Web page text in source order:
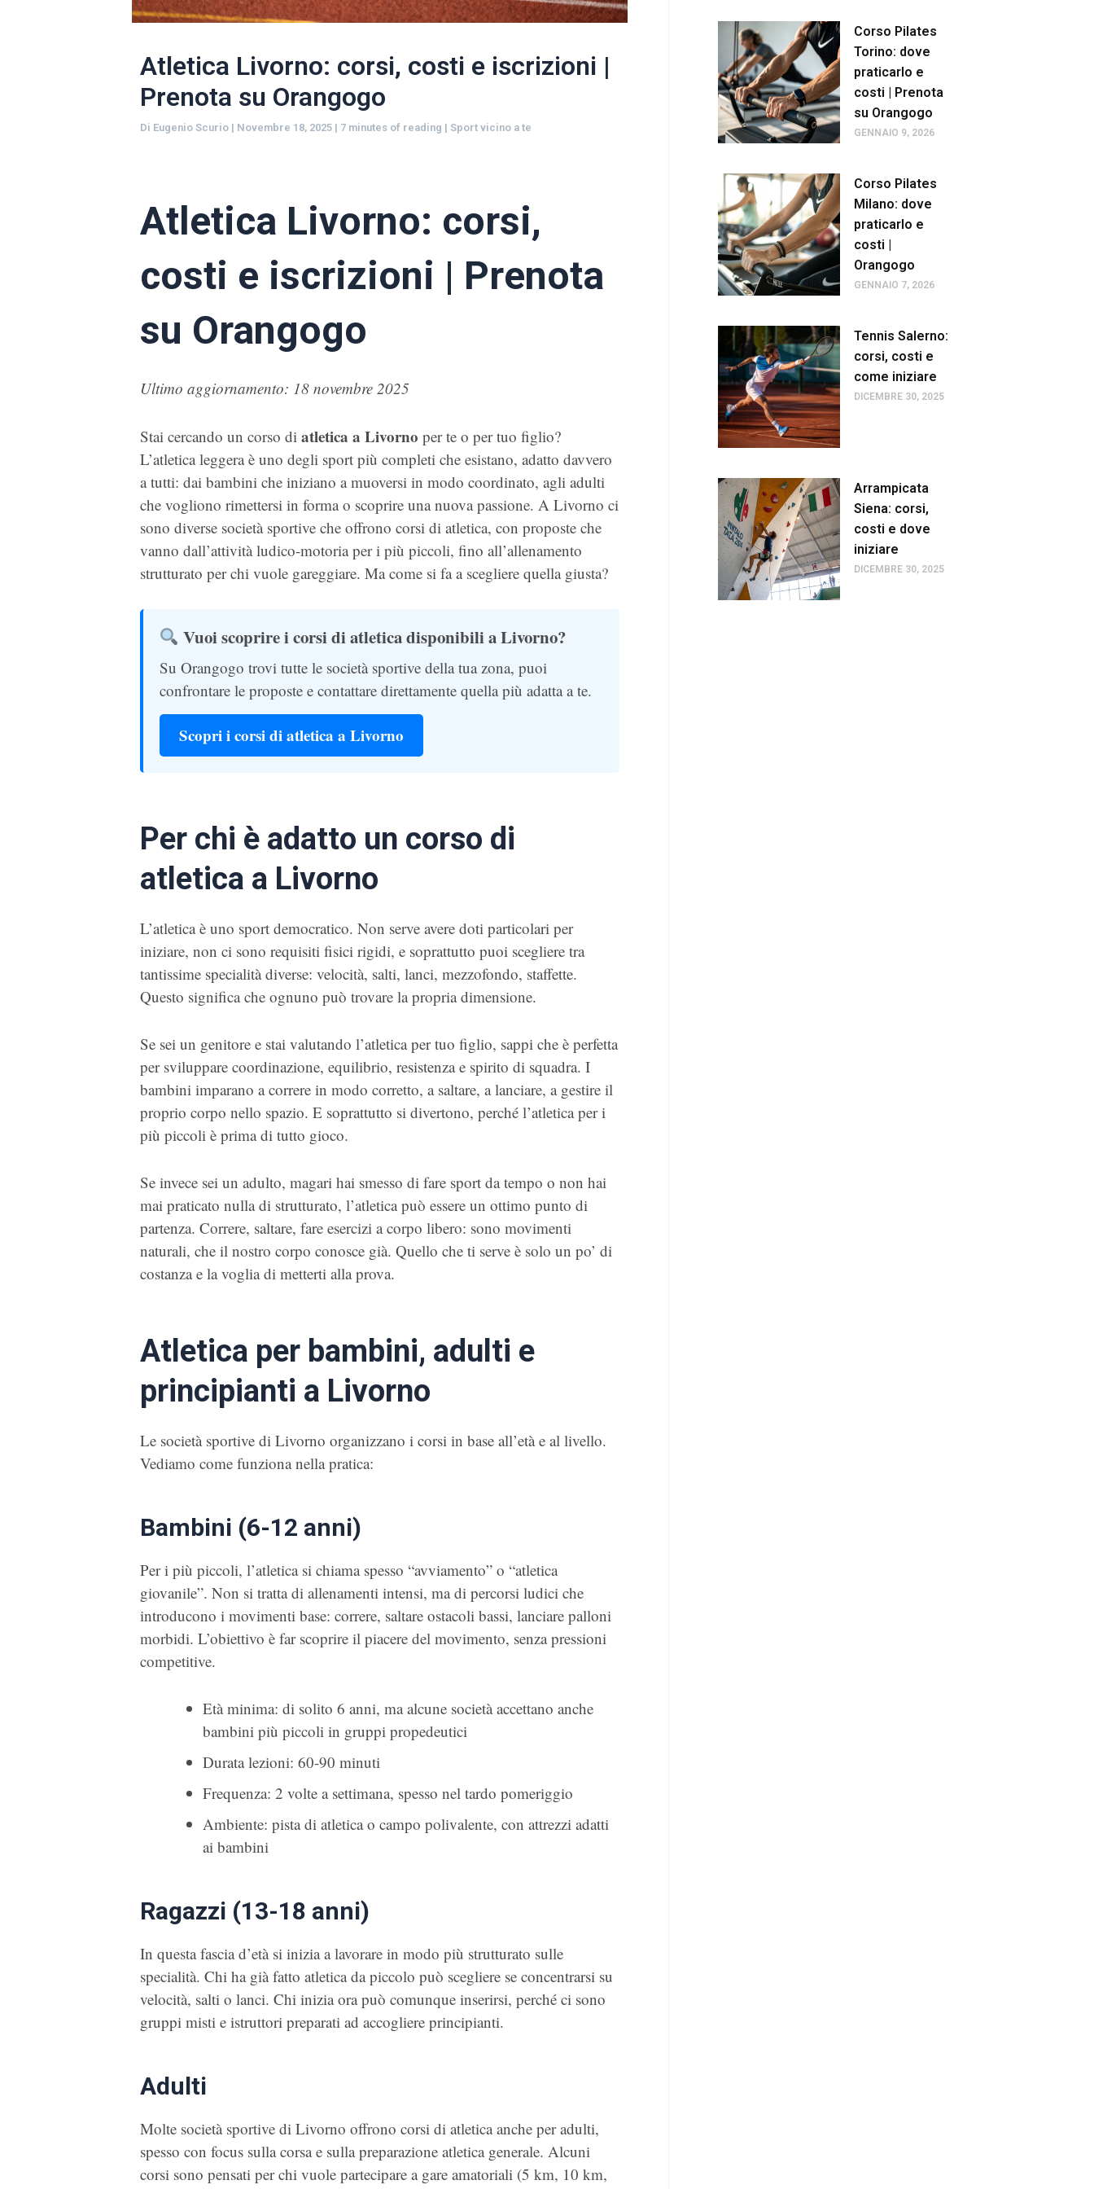
Atletica Livorno: corsi, costi e iscrizioni |
Prenota su Orangogo
Di Eugenio Scurio | Novembre 18, 2025 | 7 minutes of reading | Sport vicino a te
Atletica Livorno: corsi,
costi e iscrizioni | Prenota
su Orangogo
Ultimo aggiornamento: 18 novembre 2025
Stai cercando un corso di atletica a Livorno per te o per tuo figlio?
L’atletica leggera è uno degli sport più completi che esistano, adatto davvero
a tutti: dai bambini che iniziano a muoversi in modo coordinato, agli adulti
che vogliono rimettersi in forma o scoprire una nuova passione. A Livorno ci
sono diverse società sportive che offrono corsi di atletica, con proposte che
vanno dall’attività ludico-motoria per i più piccoli, fino all’allenamento
strutturato per chi vuole gareggiare. Ma come si fa a scegliere quella giusta?
Vuoi scoprire i corsi di atletica disponibili a Livorno?
Su Orangogo trovi tutte le società sportive della tua zona, puoi
confrontare le proposte e contattare direttamente quella più adatta a te.
Scopri i corsi di atletica a Livorno
Per chi è adatto un corso di
atletica a Livorno
L’atletica è uno sport democratico. Non serve avere doti particolari per
iniziare, non ci sono requisiti fisici rigidi, e soprattutto puoi scegliere tra
tantissime specialità diverse: velocità, salti, lanci, mezzofondo, staffette.
Questo significa che ognuno può trovare la propria dimensione.
Se sei un genitore e stai valutando l’atletica per tuo figlio, sappi che è perfetta
per sviluppare coordinazione, equilibrio, resistenza e spirito di squadra. I
bambini imparano a correre in modo corretto, a saltare, a lanciare, a gestire il
proprio corpo nello spazio. E soprattutto si divertono, perché l’atletica per i
più piccoli è prima di tutto gioco.
Se invece sei un adulto, magari hai smesso di fare sport da tempo o non hai
mai praticato nulla di strutturato, l’atletica può essere un ottimo punto di
partenza. Correre, saltare, fare esercizi a corpo libero: sono movimenti
naturali, che il nostro corpo conosce già. Quello che ti serve è solo un po’ di
costanza e la voglia di metterti alla prova.
Atletica per bambini, adulti e
principianti a Livorno
Le società sportive di Livorno organizzano i corsi in base all’età e al livello.
Vediamo come funziona nella pratica:
Bambini (6-12 anni)
Per i più piccoli, l’atletica si chiama spesso “avviamento” o “atletica
giovanile”. Non si tratta di allenamenti intensi, ma di percorsi ludici che
introducono i movimenti base: correre, saltare ostacoli bassi, lanciare palloni
morbidi. L’obiettivo è far scoprire il piacere del movimento, senza pressioni
competitive.
Età minima: di solito 6 anni, ma alcune società accettano anche
bambini più piccoli in gruppi propedeutici
Durata lezioni: 60-90 minuti
Frequenza: 2 volte a settimana, spesso nel tardo pomeriggio
Ambiente: pista di atletica o campo polivalente, con attrezzi adatti
ai bambini
Ragazzi (13-18 anni)
In questa fascia d’età si inizia a lavorare in modo più strutturato sulle
specialità. Chi ha già fatto atletica da piccolo può scegliere se concentrarsi su
velocità, salti o lanci. Chi inizia ora può comunque inserirsi, perché ci sono
gruppi misti e istruttori preparati ad accogliere principianti.
Adulti
Molte società sportive di Livorno offrono corsi di atletica anche per adulti,
spesso con focus sulla corsa e sulla preparazione atletica generale. Alcuni
corsi sono pensati per chi vuole partecipare a gare amatoriali (5 km, 10 km,
Corso Pilates
Torino: dove
praticarlo e
costi | Prenota
su Orangogo
GENNAIO 9, 2026
Corso Pilates
Milano: dove
praticarlo e
costi |
Orangogo
GENNAIO 7, 2026
Tennis Salerno:
corsi, costi e
come iniziare
DICEMBRE 30, 2025
Arrampicata
Siena: corsi,
costi e dove
iniziare
DICEMBRE 30, 2025